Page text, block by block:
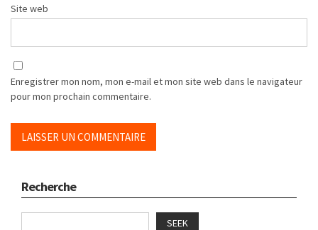
Site web
Enregistrer mon nom, mon e-mail et mon site web dans le navigateur
pour mon prochain commentaire.
Recherche
SEEK